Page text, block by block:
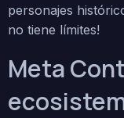
personajes
no tiene límites!
Meta